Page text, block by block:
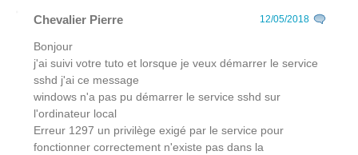
Chevalier Pierre 12/05/2018
Bonjour
j'ai suivi votre tuto et lorsque je veux démarrer le service
sshd j'ai ce message
windows n'a pas pu démarrer le service sshd sur
l'ordinateur local
Erreur 1297 un privilège exigé par le service pour
fonctionner correctement n'existe pas dans la